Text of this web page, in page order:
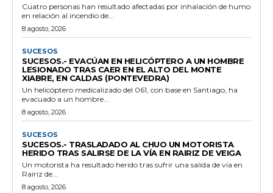
Cuatro personas han resultado afectadas por inhalación de humo
en relación al incendio de...
8 agosto, 2026
SUCESOS
SUCESOS.- EVACÚAN EN HELICÓPTERO A UN HOMBRE
LESIONADO TRAS CAER EN EL ALTO DEL MONTE
XIABRE, EN CALDAS (PONTEVEDRA)
Un helicóptero medicalizado del 061, con base en Santiago, ha
evacuado a un hombre...
8 agosto, 2026
SUCESOS
SUCESOS.- TRASLADADO AL CHUO UN MOTORISTA
HERIDO TRAS SALIRSE DE LA VÍA EN RAIRIZ DE VEIGA
Un motorista ha resultado herido tras sufrir una salida de vía en
Rairiz de...
8 agosto, 2026